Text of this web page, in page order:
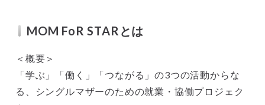
MOM FoR STARとは
＜概要＞
「学ぶ」「働く」「つながる」の3つの活動からな
る、シングルマザーのための就業・協働プロジェク